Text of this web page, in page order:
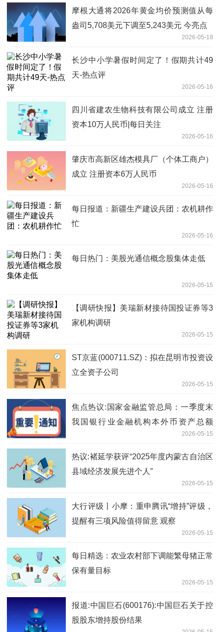
摩根大通将2026年黄金均价预测值从每
盎司5,708美元下调至5,243美元 今亮点
2026-05-18
长沙中小学暑假时间定了！假期共计49
天-热点评
2026-05-16
四川省建农生物科技有限公司成立 注册
资本10万人民币|每日关注
2026-05-16
肇庆市高新区雄杰模具厂（个体工商户）
成立 注册资本6万人民币
2026-05-16
每日报道：新疆生产建设兵团：农机耕作
忙
2026-05-16
每日热门：美股光通信概念股集体走低
2026-05-15
【调研快报】美瑞新材接待国投证券等3
家机构调研
2026-05-15
ST京蓝(000711.SZ)：拟在昆明市投资设
立全资子公司
2026-05-15
焦点热议:国家金融监管总局：一季度末
我国银行业金融机构本外币资产总额
2026-05-15
热议:褚延学获评“2025年度内蒙古自治区
县域经济发展先进个人”
2026-05-15
大行评级丨小摩：重申腾讯“增持”评级，
提醒有三项风险值得留意 观察
2026-05-15
每日精选：农业农村部下调能繁母猪正常
保有量目标
2026-05-15
报道:中国巨石(600176):中国巨石关于控
股股东增持股份结果